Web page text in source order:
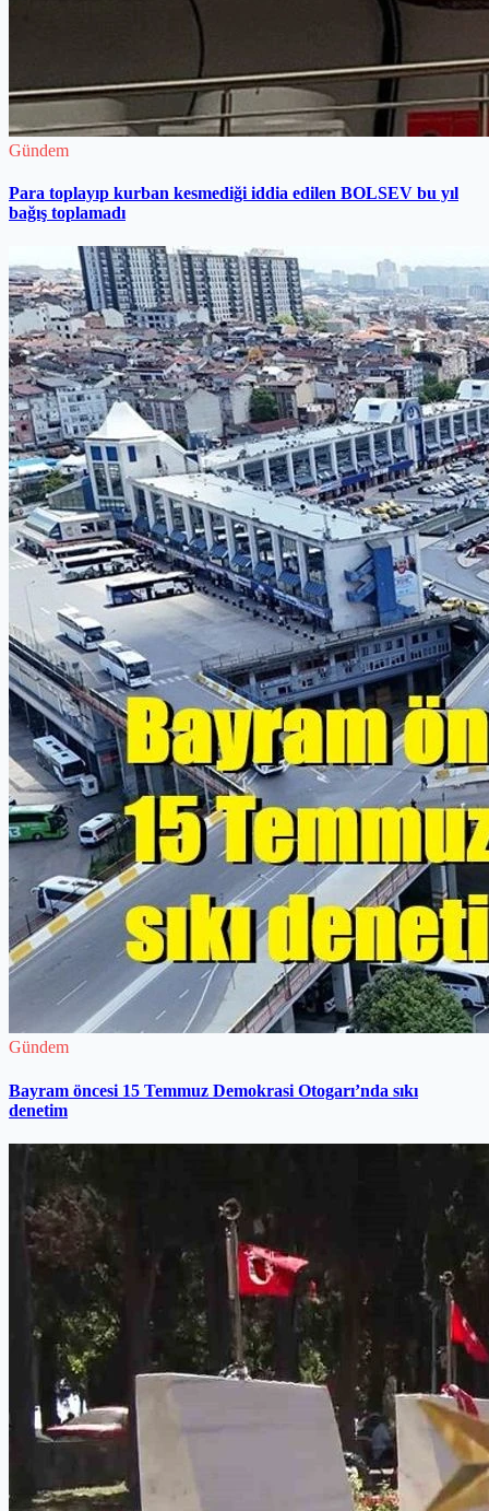
Gündem
Para toplayıp kurban kesmediği iddia edilen BOLSEV bu yıl
bağış toplamadı
Gündem
Bayram öncesi 15 Temmuz Demokrasi Otogarı’nda sıkı
denetim